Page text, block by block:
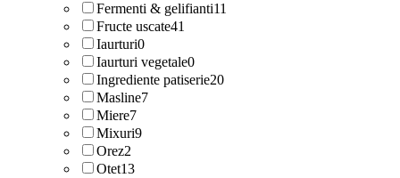
Fermenti & gelifianti11
Fructe uscate41
Iaurturi0
Iaurturi vegetale0
Ingrediente patiserie20
Masline7
Miere7
Mixuri9
Orez2
Otet13